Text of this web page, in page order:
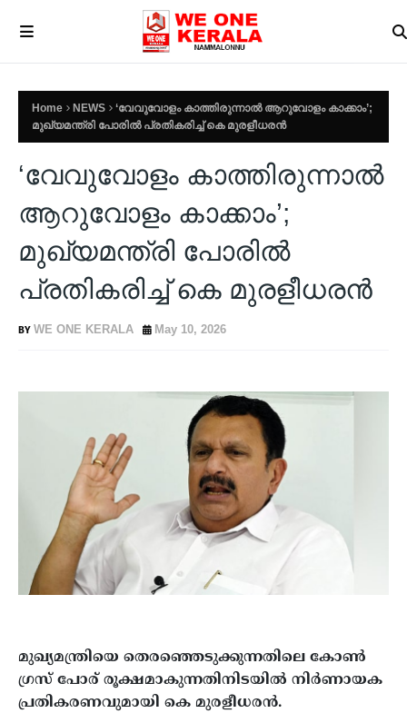
Home NEWS
‘വേവുവോളം കാത്തിരുന്നാൽ ആറുവോളം കാക്കാം’;
മുഖ്യമന്ത്രി പോരിൽ പ്രതികരിച്ച് കെ മുരളീധരൻ
‘വേവുവോളം കാത്തിരുന്നാൽ
ആറുവോളം കാക്കാം’;
മുഖ്യമന്ത്രി പോരിൽ
പ്രതികരിച്ച് കെ മുരളീധരൻ
WE ONE KERALA May 10, 2026
മുഖ്യമന്ത്രിയെ തെരഞ്ഞെടുക്കുന്നതിലെ കോൺ​
ഗ്രസ് പോര് രൂക്ഷമാകുന്നതിനിടയിൽ നിർണായക
പ്രതികരണവുമായി കെ മുരളീധരൻ. ​